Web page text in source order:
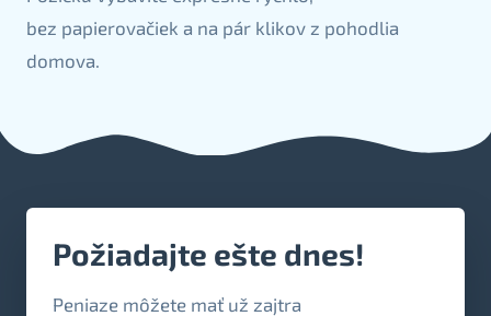
bez papierovačiek a na pár klikov z pohodlia
domova.
Požiadajte ešte dnes!
Peniaze môžete mať už zajtra